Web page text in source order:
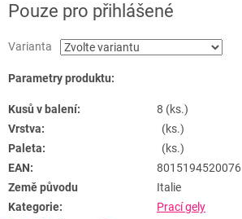
Pouze pro přihlášené
Varianta
Parametry produktu:
Kusů v balení:
8 (ks.)
Vrstva:
(ks.)
Paleta:
(ks.)
EAN:
8015194520076
Země původu
Italie
Kategorie:
Prací gely